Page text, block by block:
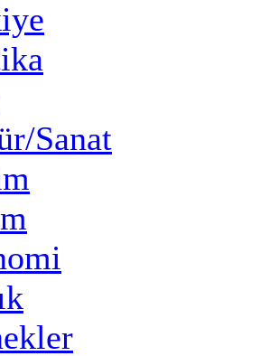
Sanat